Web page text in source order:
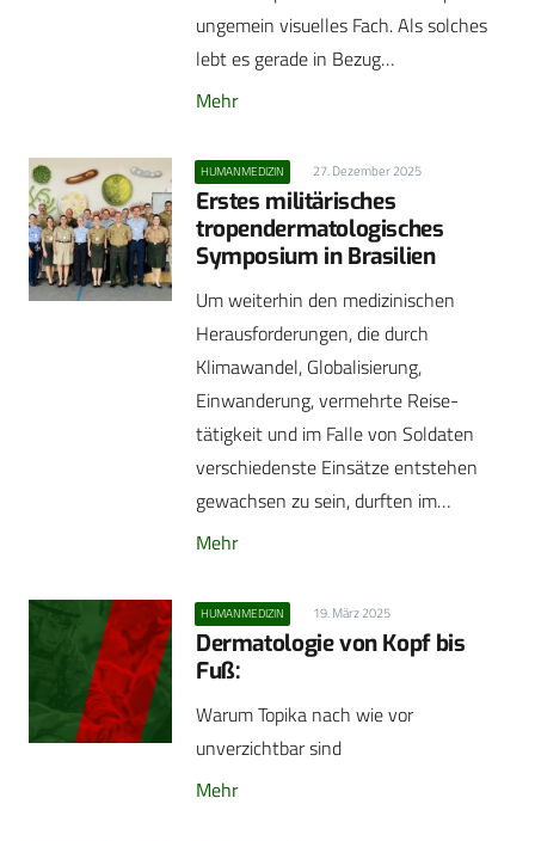
ungemein visuelles Fach. Als solches
lebt es gerade in Bezug…
Mehr
HUMANMEDIZIN 27. Dezember 2025
Erstes militärisches
tropendermatologisches
Symposium in Brasilien
Um weiterhin den medizinischen
Herausforderungen, die durch
Klimawandel, Globalisierung,
Einwanderung, vermehrte Reise­
tätigkeit und im Falle von Soldaten
verschiedenste Einsätze ­entstehen
gewachsen zu sein, durften im…
Mehr
HUMANMEDIZIN 19. März 2025
Dermatologie von Kopf bis
Fuß:
Warum Topika nach wie vor
unverzichtbar sind
Mehr